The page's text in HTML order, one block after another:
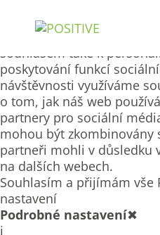
K zajištění funkčnosti
souhlasem také k
poskytování funkcí
návštěvnosti využíváme
o tom, jak náš web
partnery pro sociální
mohou být zkombinovány
partneři mohli v důsledku
na dalších webech.
Souhlasím a přijímám vše
nastavení
Podrobné nastavení✖
i